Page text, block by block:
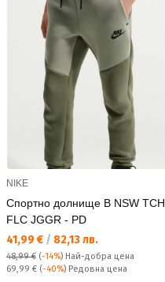
NIKE
Спортно долнище B NSW TCH
FLC JGGR - PD
Текуща цена:
41,99 € / 82,13 лв.
48,99 € (-14%) Най-добра цена
Редовна цена:
69,99 € (-40%) Редовна цена